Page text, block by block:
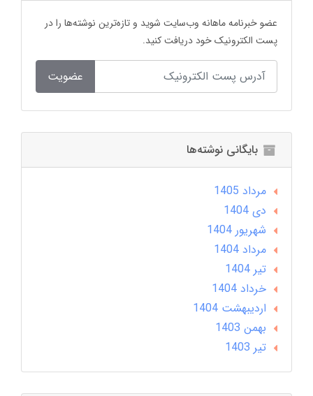
عضو خبرنامه ماهانه وب‌سایت شوید و تازه‌ترین نوشته‌ها را در
پست الکترونیک خود دریافت کنید.
عضویت
بایگانی نوشته‌ها
مرداد 1405
دی 1404
شهریور 1404
مرداد 1404
تير 1404
خرداد 1404
ارديبهشت 1404
بهمن 1403
تير 1403